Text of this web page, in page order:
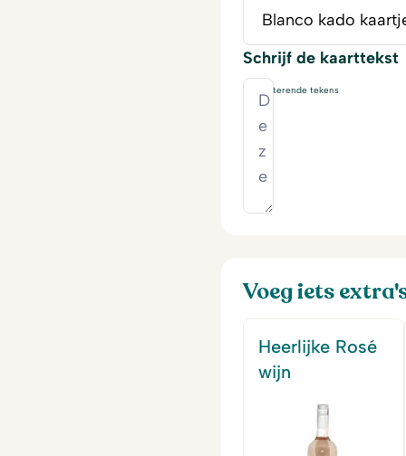
Schrijf de kaarttekst
resterende tekens
Voeg iets
Heerlijke Rosé
wijn